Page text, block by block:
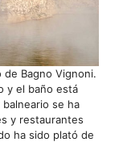
de Bagno Vignoni.
y el baño está
se ha
y restaurantes
ha sido plató de